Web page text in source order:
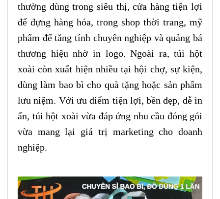
thường dùng trong siêu thị, cửa hàng tiện lợi
để đựng hàng hóa, trong shop thời trang, mỹ
phẩm để tăng tính chuyên nghiệp và quảng bá
thương hiệu nhờ in logo. Ngoài ra, túi hột
xoài còn xuất hiện nhiều tại hội chợ, sự kiện,
dùng làm bao bì cho quà tặng hoặc sản phẩm
lưu niệm. Với ưu điểm tiện lợi, bền đẹp, dễ in
ấn, túi hột xoài vừa đáp ứng nhu cầu đóng gói
vừa mang lại giá trị marketing cho doanh
nghiệp.